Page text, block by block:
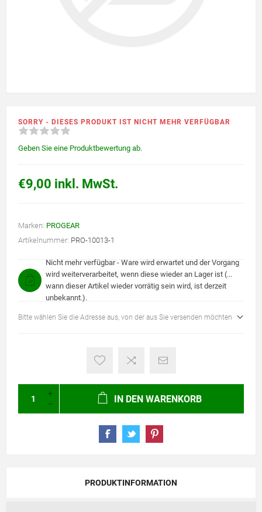
SORRY - DIESES PRODUKT IST NICHT MEHR VERFÜGBAR
Geben Sie eine Produktbewertung ab.
€9,00 inkl. MwSt.
Marken: PROGEAR
Artikelnummer: PRO-10013-1
Nicht mehr verfügbar - Ware wird erwartet und der Vorgang
wird weiterverarbeitet, wenn diese wieder an Lager ist (...
wann dieser Artikel wieder vorrätig sein wird, ist derzeit
unbekannt.).
Bitte wählen Sie die Adresse aus, von der aus Sie versenden möchten
IN DEN WARENKORB
PRODUKTINFORMATION